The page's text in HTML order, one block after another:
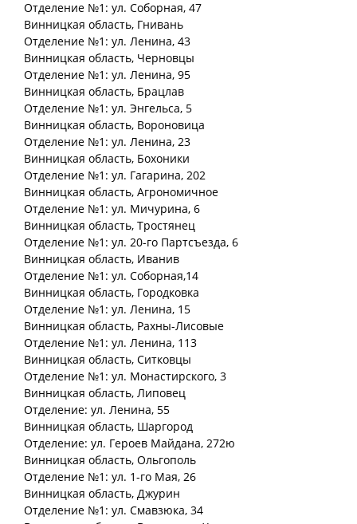
Отделение №1: ул. Соборная, 47
Винницкая область, Гнивань
Отделение №1: ул. Ленина, 43
Винницкая область, Черновцы
Отделение №1: ул. Ленина, 95
Винницкая область, Брацлав
Отделение №1: ул. Энгельса, 5
Винницкая область, Вороновица
Отделение №1: ул. Ленина, 23
Винницкая область, Бохоники
Отделение №1: ул. Гагарина, 202
Винницкая область, Агрономичное
Отделение №1: ул. Мичурина, 6
Винницкая область, Тростянец
Отделение №1: ул. 20-го Партсъезда, 6
Винницкая область, Иванив
Отделение №1: ул. Соборная,14
Винницкая область, Городковка
Отделение №1: ул. Ленина, 15
Винницкая область, Рахны-Лисовые
Отделение №1: ул. Ленина, 113
Винницкая область, Ситковцы
Отделение №1: ул. Монастирского, 3
Винницкая область, Липовец
Отделение: ул. Ленина, 55
Винницкая область, Шаргород
Отделение: ул. Героев Майдана, 272ю
Винницкая область, Ольгополь
Отделение №1: ул. 1-го Мая, 26
Винницкая область, Джурин
Отделение №1: ул. Смавзюка, 34